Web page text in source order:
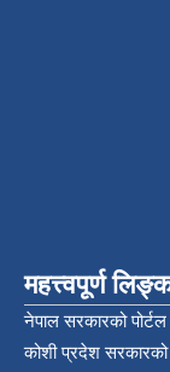
महत्त्वपूर्ण
नेपाल सरकारको पोर्टल
कोशी प्रदेश सरकारको